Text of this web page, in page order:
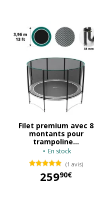
Filet premium avec 8
montants pour
trampoline...
En stock
(1 avis)
25990€